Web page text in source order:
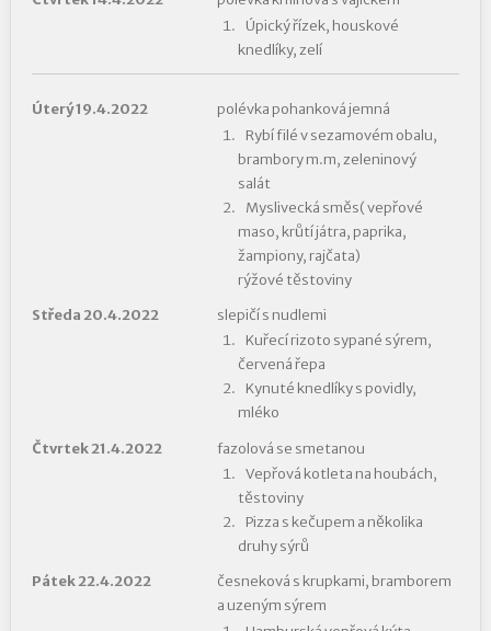
Úpický řízek, houskové
knedlíky, zelí
Úterý 19.4.2022
polévka pohanková jemná
Rybí filé v sezamovém obalu,
brambory m.m, zeleninový
salát
Myslivecká směs( vepřové
maso, krůtí játra, paprika,
žampiony, rajčata)
rýžové těstoviny
Středa 20.4.2022
slepičí s nudlemi
Kuřecí rizoto sypané sýrem,
červená řepa
Kynuté knedlíky s povidly,
mléko
Čtvrtek 21.4.2022
fazolová se smetanou
Vepřová kotleta na houbách,
těstoviny
Pizza s kečupem a několika
druhy sýrů
Pátek 22.4.2022
česneková s krupkami, bramborem
a uzeným sýrem